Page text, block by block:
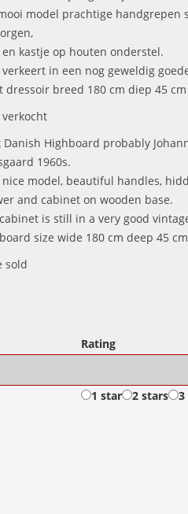
model prachtige handgrepen
en kastje op houten onderstel.
verkeert in een nog geweldig
dressoir breed 180 cm diep 45
verkocht
Danish Highboard probably
1960s.
nice model, beautiful handles,
and cabinet on wooden base.
is still in a very good
size wide 180 cm deep 45
sold
Rating
1 star 2 stars 3